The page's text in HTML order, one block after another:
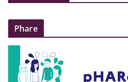
Phare